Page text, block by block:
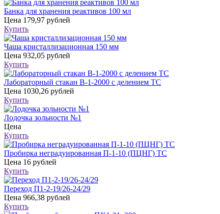
Банка для хранения реактивов 100 мл
Цена 179,97 рублей
Купить
Чаша кристаллизационная 150 мм
Цена 932,05 рублей
Купить
Лабораторный стакан В-1-2000 с делением ТС
Цена 1030,26 рублей
Купить
Лодочка зольности №1
Цена
Купить
Пробирка неградуированная П-1-10 (ПЦНГ) ТС
Цена 16 рублей
Купить
Переход П1-2-19/26-24/29
Цена 966,38 рублей
Купить